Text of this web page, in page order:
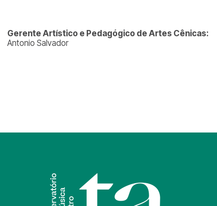
Gerente Artístico e Pedagógico de Artes Cênicas:
Antonio Salvador